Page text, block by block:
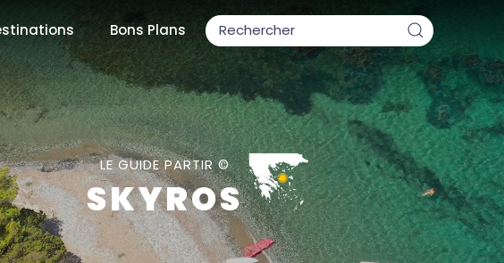
Bons Plans
LE GUIDE PARTIR ©
SKYROS
populaires
mois